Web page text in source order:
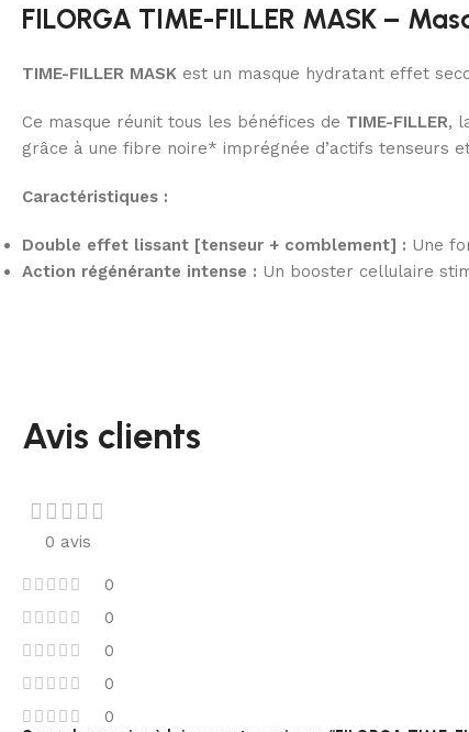
FILORGA TIME-FILLER MASK –
TIME-FILLER MASK est un masque hydratant effet
Ce masque réunit tous les bénéfices de TIME-FILLER,
grâce à une fibre noire* imprégnée d’actifs
Caractéristiques :
Double effet lissant [tenseur + comblement] : Une
Action régénérante intense : Un booster cellulaire
Avis clients
0 avis
0
0
0
0
0